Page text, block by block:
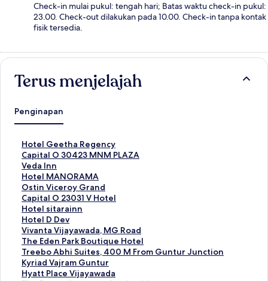
Check-in mulai pukul: tengah hari; Batas waktu check-in pukul:
23.00. Check-out dilakukan pada 10.00. Check-in tanpa kontak
fisik tersedia.
Terus menjelajah
Penginapan
Hotel Geetha Regency
T
a
u
t
a
n
S
t
a
n
d
a
r
Capital O 30423 MNM PLAZA
T
a
u
t
a
n
S
t
a
n
d
a
Veda Inn
T
a
u
t
a
n
S
t
a
n
d
Hotel MANORAMA
T
a
u
t
a
n
S
t
a
n
Ostin Viceroy Grand
T
a
u
t
a
n
S
t
a
Capital O 23031 V Hotel
T
a
u
t
a
n
S
t
Hotel sitarainn
T
a
u
t
a
n
S
Hotel D Dev
T
a
u
t
a
n
Vivanta Vijayawada, MG Road
T
a
u
t
a
The Eden Park Boutique Hotel
T
a
u
t
Treebo Abhi Suites, 400 M From Guntur Junction
T
a
u
Kyriad Vajram Guntur
T
a
Hyatt Place Vijayawada
T